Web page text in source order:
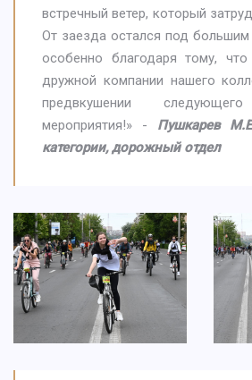
встречный ветер, который
От заезда остался под большим
особенно благодаря тому,
дружной компании нашего
предвкушении
мероприятия!» - Пушкарев
категории, дорожный отдел